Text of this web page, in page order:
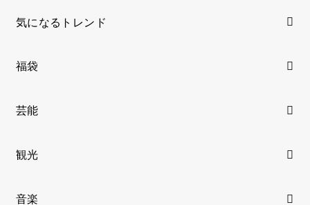
気になるトレンド
福袋
芸能
観光
音楽